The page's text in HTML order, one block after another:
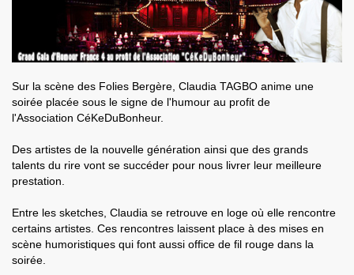
Sur la scène des Folies Bergère, Claudia TAGBO anime une
soirée placée sous le signe de l'humour au profit de
l'Association CéKeDuBonheur.
Des artistes de la nouvelle génération ainsi que des grands
talents du rire vont se succéder pour nous livrer leur meilleure
prestation.
Entre les sketches, Claudia se retrouve en loge où elle rencontre
certains artistes. Ces rencontres laissent place à des mises en
scène humoristiques qui font aussi office de fil rouge dans la
soirée.